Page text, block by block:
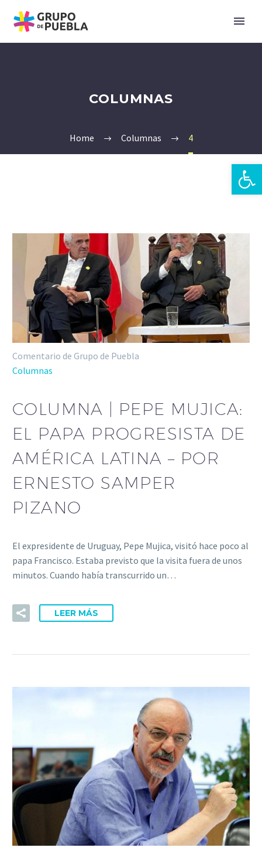
Abrir
COLUMNAS
Home Columnas 4
Comentario de Grupo de Puebla
Columnas
COLUMNA | PEPE MUJICA:
EL PAPA PROGRESISTA DE
AMÉRICA LATINA – POR
ERNESTO SAMPER
PIZANO
El expresidente de Uruguay, Pepe Mujica, visitó hace poco al
papa Francisco. Estaba previsto que la visita fuera de unos
minutos. Cuando había transcurrido un…
LEER MÁS